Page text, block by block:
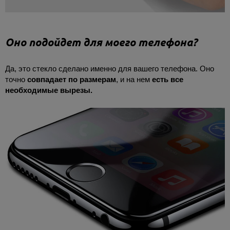
Оно подойдет для моего телефона?
Да, это стекло сделано именно для вашего телефона. Оно
точно совпадает по размерам, и на нем есть все
необходимые вырезы.